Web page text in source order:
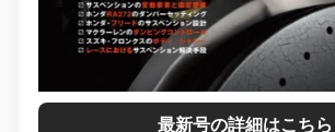
最新号の詳細はこちら